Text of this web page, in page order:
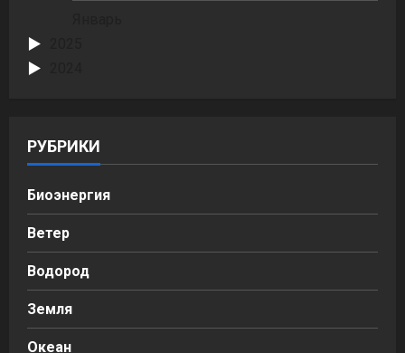
РУБРИКИ
Биоэнергия
Ветер
Водород
Земля
Океан